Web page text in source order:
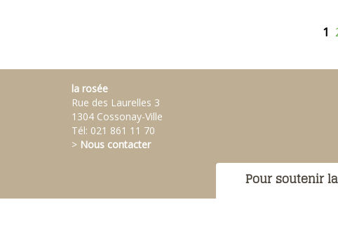
1
la rosée
Rue des Laurelles 3
1304 Cossonay-Ville
Tél: 021 861 11 70
> Nous contacter
Pour soutenir